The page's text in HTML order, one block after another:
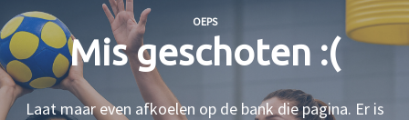
OEPS
Mis geschoten :(
Laat maar even afkoelen op de bank die pagina. Er is